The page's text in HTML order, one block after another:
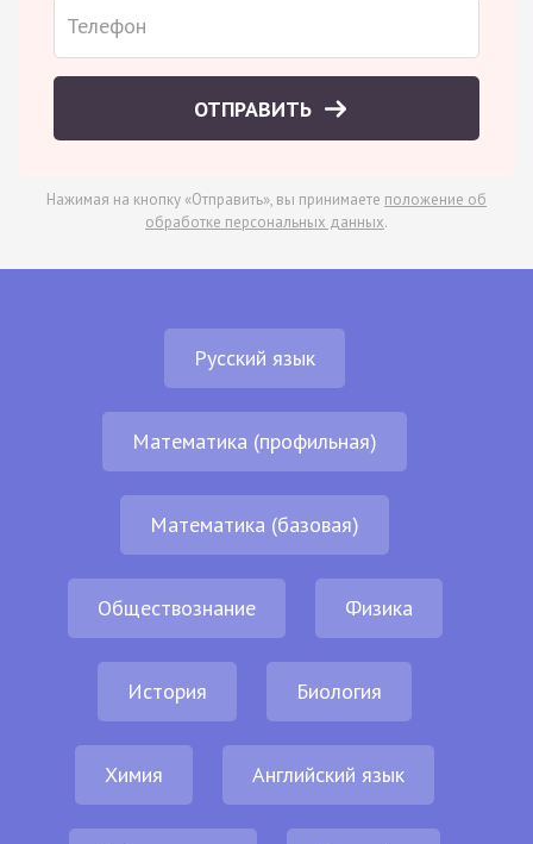
ОТПРАВИТЬ
Нажимая на кнопку «Отправить», вы принимаете положение об
обработке персональных данных.
Русский язык
Математика (профильная)
Математика (базовая)
Обществознание Физика
История Биология
Химия Английский язык